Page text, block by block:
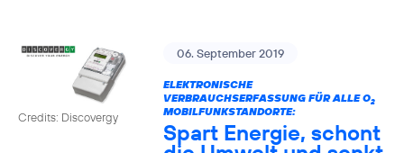
Credits: Discovergy
06. September 2019
ELEKTRONISCHE
VERBRAUCHSERFASSUNG FÜR ALLE O2
MOBILFUNKSTANDORTE:
Spart Energie, schont